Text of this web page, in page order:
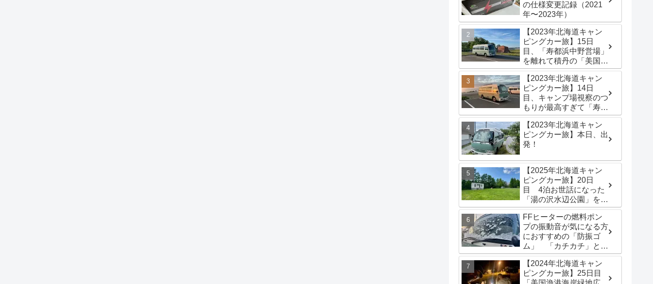
の仕様変更記録（2021
年〜2023年）
【2023年北海道キャン
ピングカー旅】15日
目、「寿都浜中野営場」
を離れて積丹の「美国漁
港海岸緑地広場」でター
プテントを立てる
【2023年北海道キャン
ピングカー旅】14日
目、キャンプ場視察のつ
もりが最高すぎて「寿都
浜中野営場」滞在するこ
とに
【2023年北海道キャン
ピングカー旅】本日、出
発！
【2025年北海道キャン
ピングカー旅】20日
目 4泊お世話になった
「湯の沢水辺公園」を出
発し、「函館トヨタ 森
店」でキャンピングカー
のオイル交換完了！今日
は伊達市の「徳舜瞥山麓
キャンプ場」へ
FFヒーターの燃料ポン
プの振動音が気になる方
におすすめの「防振ゴ
ム」 「カチカチ」とい
う機械音は別対策が必要
です
【2024年北海道キャン
ピングカー旅】25日目